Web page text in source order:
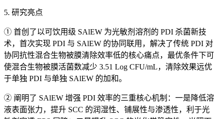
5. 研究亮点
① 首创了以可饮用级 SAlEW 为光敏剂溶剂的 PDI 杀菌新技
术，首次实现 PDI 与 SAlEW 的协同联用，解决了传统 PDI 对
协同抗性混合生物被膜清除效率低的核心痛点，最优条件下可
使混合生物被膜活菌数减少 3.51 Log CFU/mL，清除效果远优
于单独 PDI 与单独 SAlEW 的加和。
② 阐明了 SAlEW 增强 PDI 效率的三重核心机制：一是降低溶
液表面张力，提升 SCC 的润湿性、铺展性与渗透性，利于光